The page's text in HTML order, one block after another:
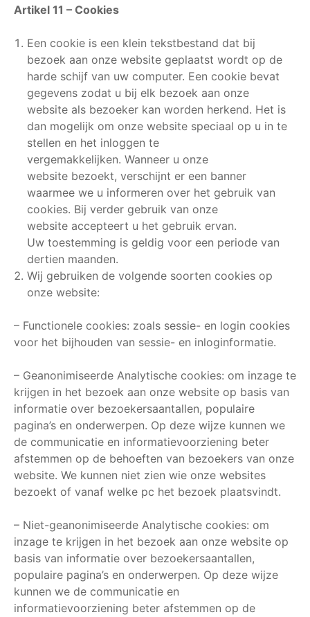
Artikel 11 – Cookies
Een cookie is een klein tekstbestand dat bij
bezoek aan onze website geplaatst wordt op de
harde schijf van uw computer. Een cookie bevat
gegevens zodat u bij elk bezoek aan onze
website als bezoeker kan worden herkend. Het is
dan mogelijk om onze website speciaal op u in te
stellen en het inloggen te
vergemakkelijken. Wanneer u onze
website bezoekt, verschijnt er een banner
waarmee we u informeren over het gebruik van
cookies. Bij verder gebruik van onze
website accepteert u het gebruik ervan.
Uw toestemming is geldig voor een periode van
dertien maanden.
Wij gebruiken de volgende soorten cookies op
onze website:
– Functionele cookies: zoals sessie- en login cookies
voor het bijhouden van sessie- en inloginformatie.
– Geanonimiseerde Analytische cookies: om inzage te
krijgen in het bezoek aan onze website op basis van
informatie over bezoekersaantallen, populaire
pagina’s en onderwerpen. Op deze wijze kunnen we
de communicatie en informatievoorziening beter
afstemmen op de behoeften van bezoekers van onze
website. We kunnen niet zien wie onze websites
bezoekt of vanaf welke pc het bezoek plaatsvindt.
– Niet-geanonimiseerde Analytische cookies: om
inzage te krijgen in het bezoek aan onze website op
basis van informatie over bezoekersaantallen,
populaire pagina’s en onderwerpen. Op deze wijze
kunnen we de communicatie en
informatievoorziening beter afstemmen op de